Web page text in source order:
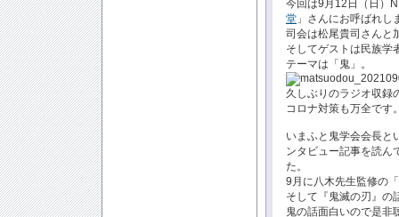
今回は9月12日（日）
堂 」さんにお呼ばれし
司会は松尾貴司さんと
そしてゲストは民族学
テーマは「鬼」。
久しぶりのラジオ収録
コロナ対策も万全です
いまふと鬼学会会長と
ンタビュー記事を読ん
た。
9月に八木先生監修の
そして『鬼滅の刃』の
鬼の話面白いので是非